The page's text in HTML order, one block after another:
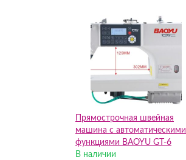
Прямострочная швейная
машина с автоматическими
функциями BAOYU GT-6
(Комплект)
В наличии